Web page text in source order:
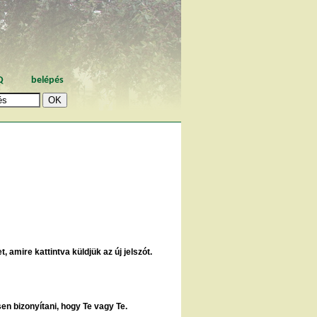
belépés
amire kattintva küldjük az új jelszót.
bizonyítani, hogy Te vagy Te.